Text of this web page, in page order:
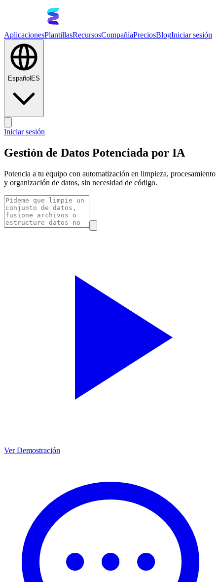
AplicacionesPlantillasRecursosCompañíaPreciosBlogIniciar sesión
Español ES
Iniciar sesión
Gestión de Datos Potenciada por IA
Potencia a tu equipo con automatización en limpieza, procesamiento
y organización de datos, sin necesidad de código.
Ver Demostración